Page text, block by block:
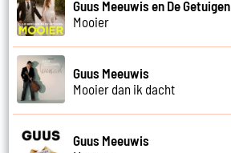
Guus Meeuwis en De Getuigen
Mooier
Guus Meeuwis
Mooier dan ik dacht
Guus Meeuwis